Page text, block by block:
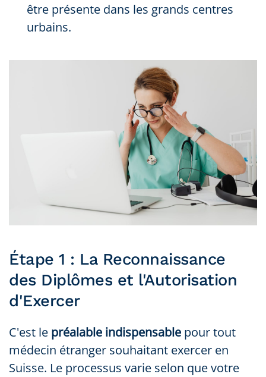
être présente dans les grands centres
urbains.
Étape 1 : La Reconnaissance
des Diplômes et l'Autorisation
d'Exercer
C'est le préalable indispensable pour tout
médecin étranger souhaitant exercer en
Suisse. Le processus varie selon que votre